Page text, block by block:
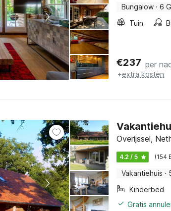
Bungalow · 6
Tuin
€237 per
+extra kosten
Overijssel,
4.2 / 5 (154
Vakantiehuis ·
Kinderbed
Gratis